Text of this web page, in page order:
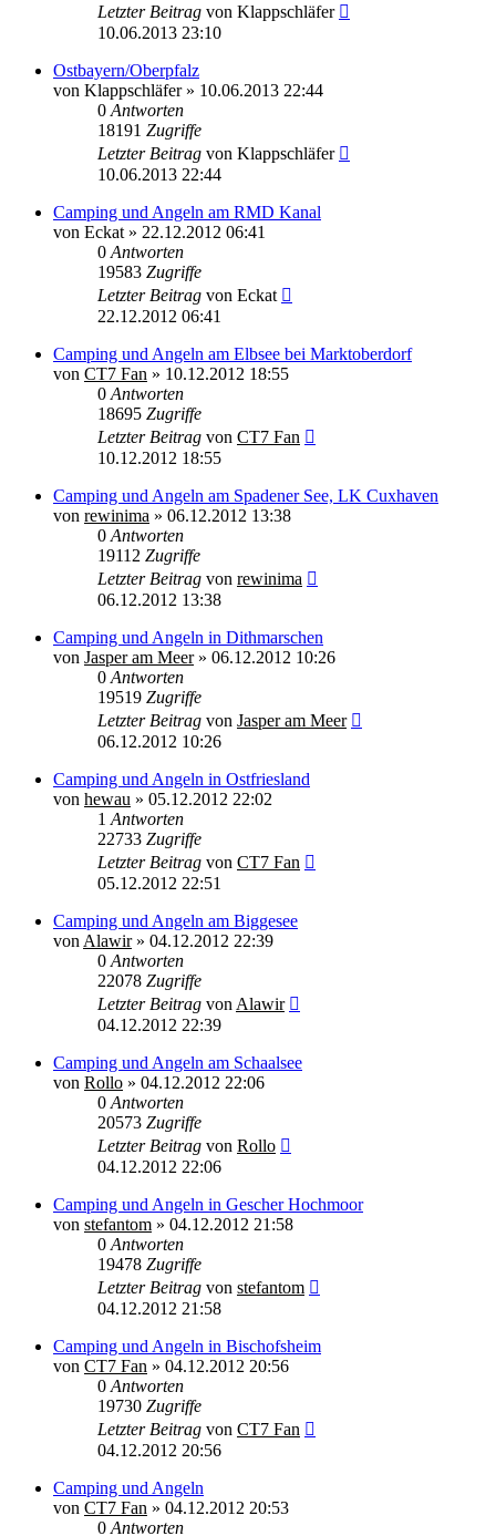
Letzter Beitrag von Klappschläfer
10.06.2013 23:10
Ostbayern/Oberpfalz
von Klappschläfer» 10.06.2013 22:44
0 Antworten
18191 Zugriffe
Letzter Beitrag von Klappschläfer
10.06.2013 22:44
Camping und Angeln am RMD Kanal
von Eckat » 22.12.2012 06:41
0 Antworten
19583 Zugriffe
Letzter Beitrag von Eckat
22.12.2012 06:41
Camping und Angeln am Elbsee bei Marktoberdorf
von CT7 Fan » 10.12.2012 18:55
0 Antworten
18695 Zugriffe
Letzter Beitrag von CT7 Fan
10.12.2012 18:55
Camping und Angeln am Spadener See, LK Cuxhaven
von rewinima » 06.12.2012 13:38
0 Antworten
19112 Zugriffe
Letzter Beitrag von rewinima
06.12.2012 13:38
Camping und Angeln in Dithmarschen
von Jasper am Meer» 06.12.2012 10:26
0 Antworten
19519 Zugriffe
Letzter Beitrag von Jasper am Meer
06.12.2012 10:26
Camping und Angeln in Ostfriesland
von hewau » 05.12.2012 22:02
1 Antworten
22733 Zugriffe
Letzter Beitrag von CT7 Fan
05.12.2012 22:51
Camping und Angeln am Biggesee
von Alawir» 04.12.2012 22:39
0 Antworten
22078 Zugriffe
Letzter Beitrag von Alawir
04.12.2012 22:39
Camping und Angeln am Schaalsee
von Rollo » 04.12.2012 22:06
0 Antworten
20573 Zugriffe
Letzter Beitrag von Rollo
04.12.2012 22:06
Camping und Angeln in Gescher Hochmoor
von stefantom » 04.12.2012 21:58
0 Antworten
19478 Zugriffe
Letzter Beitrag von stefantom
04.12.2012 21:58
Camping und Angeln in Bischofsheim
von CT7 Fan » 04.12.2012 20:56
0 Antworten
19730 Zugriffe
Letzter Beitrag von CT7 Fan
04.12.2012 20:56
Camping und Angeln
von CT7 Fan » 04.12.2012 20:53
0 Antworten